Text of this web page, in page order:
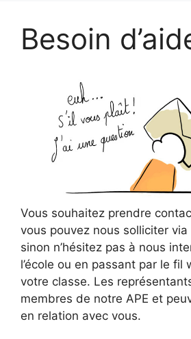
Besoin
Vous souhaitez prendre
vous pouvez nous solliciter
sinon n’hésitez pas à nous
l’école ou en passant par le fil
votre classe. Les
membres de notre APE et
en relation avec vous.